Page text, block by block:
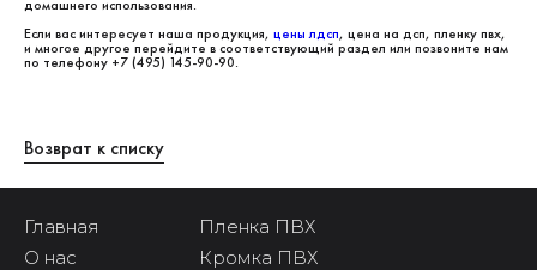
домашнего использования.
Если вас интересует наша продукция, цены лдсп, цена на дсп, пленку пвх,
и многое другое перейдите в соответствующий раздел или позвоните нам
по телефону +7 (495) 145-90-90.
Возврат к списку
Главная
О нас
Пленка ПВХ
Кромка ПВХ